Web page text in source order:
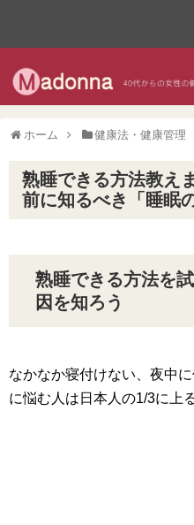
ホーム 健康法・健康管理
熟睡できる方法教え
前に知るべき「睡眠
熟睡できる方法を
因を知ろう
なかなか寝付けない、夜中
に悩む人は日本人の1/3に上